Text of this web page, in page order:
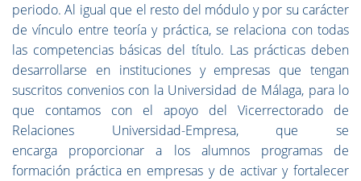
periodo. Al igual que el resto del módulo y por su carácter
de vínculo entre teoría y práctica, se relaciona con todas
las competencias básicas del título. Las prácticas deben
desarrollarse en instituciones y empresas que tengan
suscritos convenios con la Universidad de Málaga, para lo
que contamos con el apoyo del Vicerrectorado de
Relaciones Universidad-Empresa, que se
encarga proporcionar a los alumnos programas de
formación práctica en empresas y de activar y fortalecer